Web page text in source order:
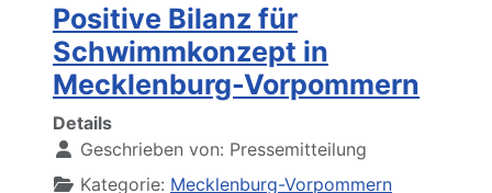
Positive Bilanz für
Schwimmkonzept in
Mecklenburg-Vorpommern
Details
Geschrieben von: Pressemitteilung
Kategorie: Mecklenburg-Vorpommern